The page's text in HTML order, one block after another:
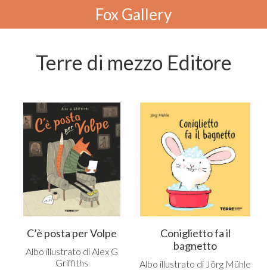
Fox Gallery
Terre di mezzo Editore
C’è posta per Volpe
Albo illustrato di Alex G
Griffiths
Coniglietto fa il
bagnetto
Albo illustrato di Jörg Mühle